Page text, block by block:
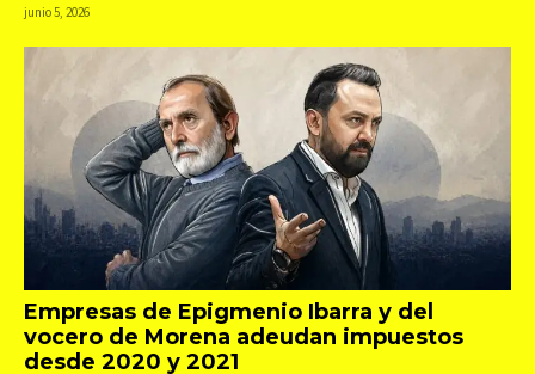
junio 5, 2026
Empresas de Epigmenio Ibarra y del
vocero de Morena adeudan impuestos
desde 2020 y 2021